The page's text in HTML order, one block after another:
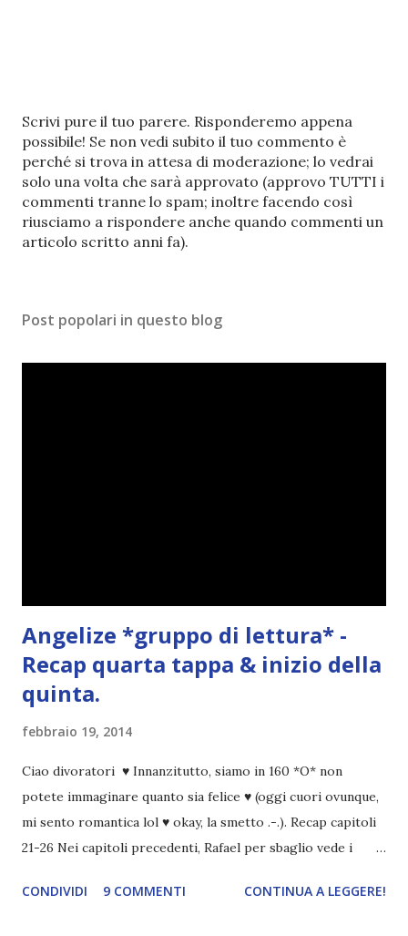
P
o
s
t
a
u
n
m
n
Scrivi pure il tuo parere. Risponderemo appena
possibile! Se non vedi subito il tuo commento è
perché si trova in attesa di moderazione; lo vedrai
solo una volta che sarà approvato (approvo TUTTI i
commenti tranne lo spam; inoltre facendo così
riusciamo a rispondere anche quando commenti un
articolo scritto anni fa).
Post popolari in questo blog
Angelize *gruppo di lettura* -
Recap quarta tappa & inizio della
quinta.
febbraio 19, 2014
Ciao divoratori ♥ Innanzitutto, siamo in 160 *O* non
potete immaginare quanto sia felice ♥ (oggi cuori ovunque,
mi sento romantica lol ♥ okay, la smetto .-.). Recap capitoli
21-26 Nei capitoli precedenti, Rafael per sbaglio vede i
incontrano e Hesediel mostra loro come combattere i puri.
CONDIVIDI 9 COMMENTI CONTINUA A LEGGERE!